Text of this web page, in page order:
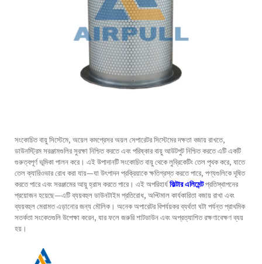
সংকোচিত বায়ু সিস্টেমে, অয়েলকমপ্রেসর অয়ল সেপারেটরসিস্টেমের দক্ষতা বজায় রাখতে,
ডাউনস্ট্রিম সরঞ্জামগুলির সুরক্ষা নিশ্চিত করতে এবং পরিষ্কার বায়ু আউটপুট নিশ্চিত করতে এটি একটি
গুরুত্বপূর্ণ ভূমিকা পালন করে। এই উপাদানটি সংকোচিত বায়ু থেকে লুব্রিকেটিং তেল পৃথক করে, যাতে
তেল ক্যারিওভার রোধ করা যায়—যা উৎপাদন প্রক্রিয়াকে ক্ষতিগ্রস্ত করতে পারে, পণ্যগুলিকে দূষিত
করতে পারে এবং সরঞ্জামের আয়ু হ্রাস করতে পারে। এই অপরিহার্যফিল্টার এলিমেন্টপ্রতিস্থাপনের
প্রয়োজন হয়েছে—এটি ব্যয়বহুল ডাউনটাইম প্রতিরোধ, অপ্টিমাল কার্যকারিতা বজায় রাখা এবং
ব্যয়বহুল মেরামত এড়ানোর জন্য মৌলিক। অনেক অপারেটর বিপর্যয়কর ব্যর্থতা ঘটা পর্যন্ত প্রাথমিক
সতর্কতা সংকেতগুলি উপেক্ষা করেন, যার ফলে জরুরি শাটডাউন এবং অপ্রত্যাশিত রক্ষণাবেক্ষণ ব্যয়
হয়।